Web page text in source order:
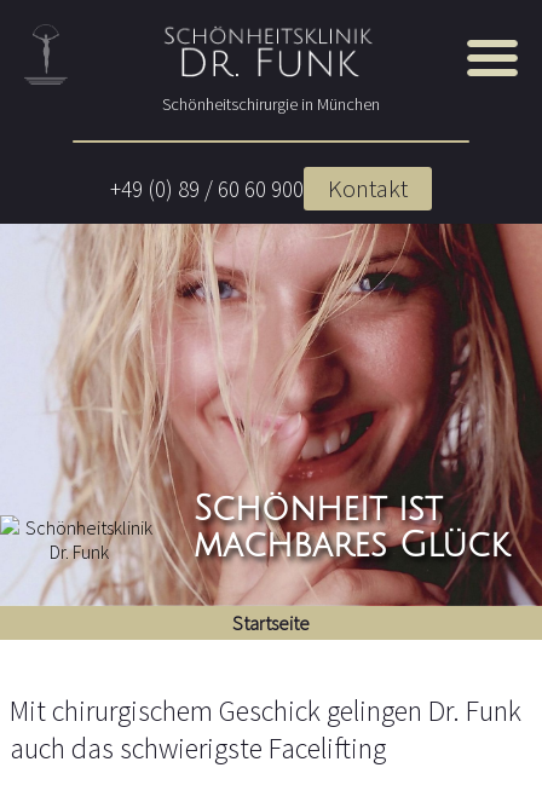
Schönheitschirurgie in München
+49 (0) 89 / 60 60 900 Kontakt
Schönheit ist
machbares Glück
Startseite
Mit chirurgischem Geschick gelingen Dr. Funk
auch das schwierigste Facelifting